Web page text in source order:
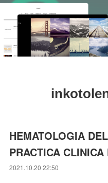
HEMATOLOGIA
PRACTICA
2021.10.20 22:50